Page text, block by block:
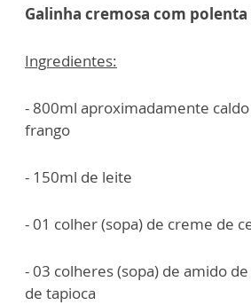
Galinha cremosa com
Ingredientes:
- 800ml aproximadamente
frango
- 150ml de leite
- 01 colher (sopa) de creme de
- 03 colheres (sopa) de amido
de tapioca